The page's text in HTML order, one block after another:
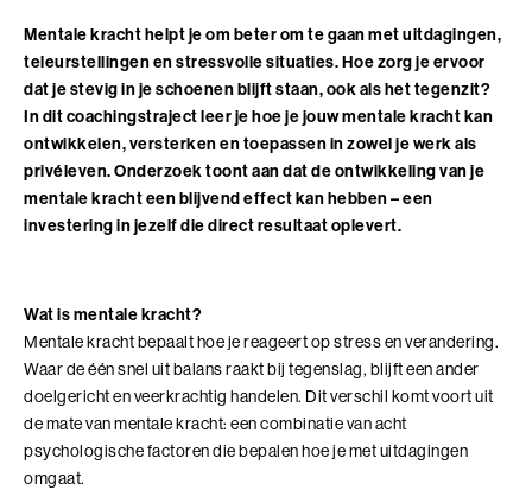
Thema's
Communicatie
Invloed en verandermanagement
Leiderschap
Persoonlijke ontwikkeling
NIEUW
Leiderschap, Mens en Technologie
Verdiep je leiderschap in relatie tot technologie, AI
en strategie
Professionals
Professionele vaardigheden
Teams
Stevige basis voor leiderschap
Cultuur en leiderschapsontwikkeling
Maatschappelijke impact
Executive Coaching
Loopbaancoaching
Keuzes maken: Reflact-now
Coach opleidingen
Coach Practitioner
De Teamcoach
Informatiebijeenkomst
Locaties
Onze mensen
Positieve impact
Leerfilosofie
Adviesgesprek Incompany
Veelgestelde vragen
Pers of samenwerkingen
Mentale kracht helpt je om beter om te gaan met uitdagingen,
teleurstellingen en stressvolle situaties. Hoe zorg je ervoor
dat je stevig in je schoenen blijft staan, ook als het tegenzit?
In dit coachingstraject leer je hoe je jouw mentale kracht kan
ontwikkelen, versterken en toepassen in zowel je werk als
privéleven. Onderzoek toont aan dat de ontwikkeling van je
mentale kracht een blijvend effect kan hebben – een
investering in jezelf die direct resultaat oplevert.
Wat is mentale kracht?
Mentale kracht bepaalt hoe je reageert op stress en verandering.
Waar de één snel uit balans raakt bij tegenslag, blijft een ander
doelgericht en veerkrachtig handelen. Dit verschil komt voort uit
de mate van mentale kracht: een combinatie van acht
psychologische factoren die bepalen hoe je met uitdagingen
omgaat.